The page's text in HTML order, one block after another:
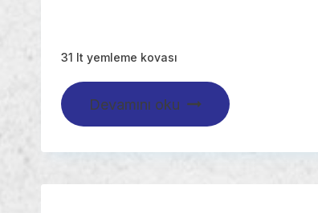
31 lt yemleme kovası
Devamını oku